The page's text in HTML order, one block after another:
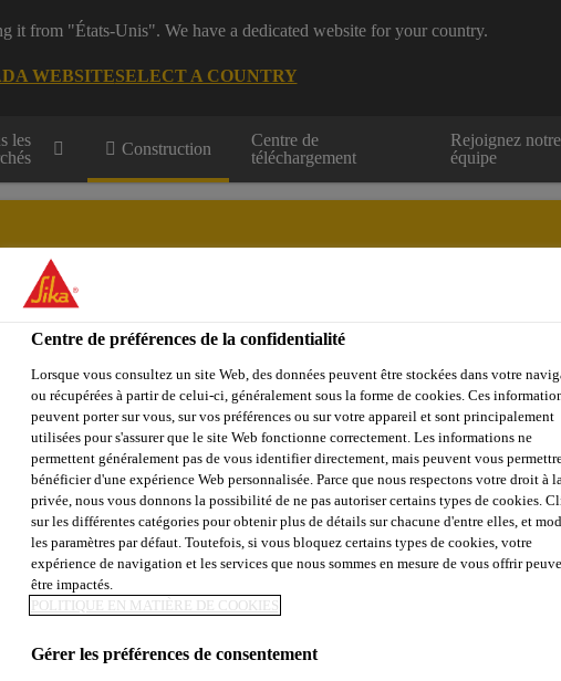
it from "États-Unis". We have a dedicated website for your country.
WEBSITESELECT A COUNTRY
les
Construction
Centre de
téléchargement
Rejoignez notre
équipe
sols & murs
Revêtements de sols Apprêts pour sols Sikafloor®-293
Sikafloor®-293
RÉSINE ÉPOXYDE TRANSPARENTE
Centre de préférences de la confidentialité
Lorsque vous consultez un site Web, des données peuvent être stockées dans votre
ou récupérées à partir de celui-ci, généralement sous la forme de cookies. Ces
peuvent porter sur vous, sur vos préférences ou sur votre appareil et sont principalement
utilisées pour s'assurer que le site Web fonctionne correctement. Les informations ne
permettent généralement pas de vous identifier directement, mais peuvent vous
bénéficier d'une expérience Web personnalisée. Parce que nous respectons votre droit à
privée, nous vous donnons la possibilité de ne pas autoriser certains types de cookies.
sur les différentes catégories pour obtenir plus de détails sur chacune d'entre elles, et
les paramètres par défaut. Toutefois, si vous bloquez certains types de cookies, votre
expérience de navigation et les services que nous sommes en mesure de vous offrir
être impactés.
POLITIQUE EN MATIÈRE DE COOKIES
Gérer les préférences de consentement